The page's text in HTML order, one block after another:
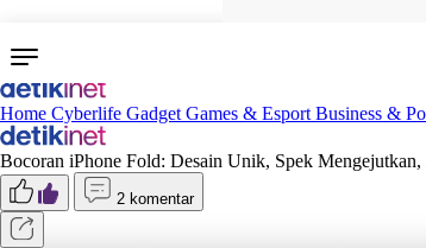
Home Cyberlife Gadget Games & Esport Business &
Bocoran iPhone Fold: Desain Unik, Spek
2 komentar